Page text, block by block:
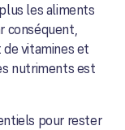
les aliments
conséquent,
vitamines et
nutriments est
pour rester